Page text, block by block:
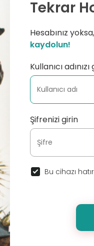
Tekrar
Hesabınız
kaydolun!
Kullanıcı
Şifrenizi girin
Bu cihazı